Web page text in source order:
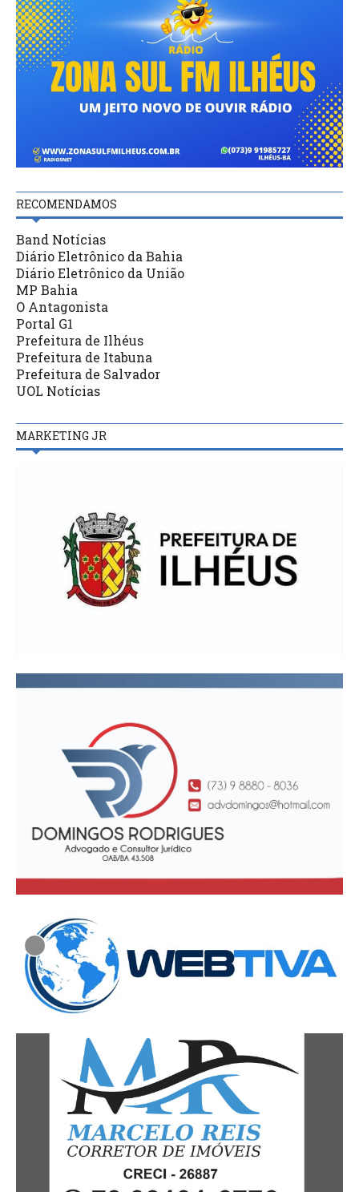
RECOMENDAMOS
Band Notícias
Diário Eletrônico da Bahia
Diário Eletrônico da União
MP Bahia
O Antagonista
Portal G1
Prefeitura de Ilhéus
Prefeitura de Itabuna
Prefeitura de Salvador
UOL Notícias
MARKETING JR